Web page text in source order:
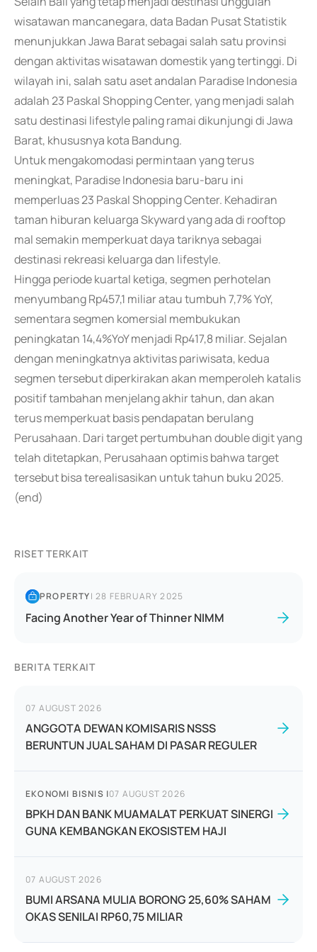
wisatawan mancanegara, data Badan Pusat Statistik
menunjukkan Jawa Barat sebagai salah satu provinsi
dengan aktivitas wisatawan domestik yang tertinggi. Di
wilayah ini, salah satu aset andalan Paradise Indonesia
adalah 23 Paskal Shopping Center, yang menjadi salah
satu destinasi lifestyle paling ramai dikunjungi di Jawa
Barat, khususnya kota Bandung.
Untuk mengakomodasi permintaan yang terus
meningkat, Paradise Indonesia baru-baru ini
memperluas 23 Paskal Shopping Center. Kehadiran
taman hiburan keluarga Skyward yang ada di rooftop
mal semakin memperkuat daya tariknya sebagai
destinasi rekreasi keluarga dan lifestyle.
Hingga periode kuartal ketiga, segmen perhotelan
menyumbang Rp457,1 miliar atau tumbuh 7,7% YoY,
sementara segmen komersial membukukan
peningkatan 14,4%YoY menjadi Rp417,8 miliar. Sejalan
dengan meningkatnya aktivitas pariwisata, kedua
segmen tersebut diperkirakan akan memperoleh katalis
positif tambahan menjelang akhir tahun, dan akan
terus memperkuat basis pendapatan berulang
Perusahaan. Dari target pertumbuhan double digit yang
telah ditetapkan, Perusahaan optimis bahwa target
tersebut bisa terealisasikan untuk tahun buku 2025.
(end)
RISET TERKAIT
PROPERTY|28 FEBRUARY 2025
Facing Another Year of Thinner NIMM
BERITA TERKAIT
07 AUGUST 2026
ANGGOTA DEWAN KOMISARIS NSSS
BERUNTUN JUAL SAHAM DI PASAR REGULER
EKONOMI BISNIS |07 AUGUST 2026
BPKH DAN BANK MUAMALAT PERKUAT SINERGI
GUNA KEMBANGKAN EKOSISTEM HAJI
07 AUGUST 2026
BUMI ARSANA MULIA BORONG 25,60% SAHAM
OKAS SENILAI RP60,75 MILIAR